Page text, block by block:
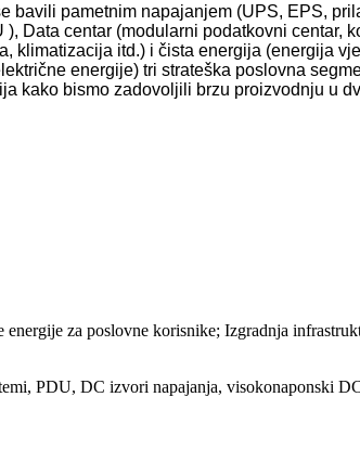
pametnim napajanjem (UPS, EPS,
Data centar (modularni podatkovni centar,
itd.) i čista energija (energija
energije) tri strateška poslovna
kako bismo zadovoljili brzu proizvodnju u
za poslovne korisnike; Izgradnja
PDU, DC izvori napajanja, visokonaponski